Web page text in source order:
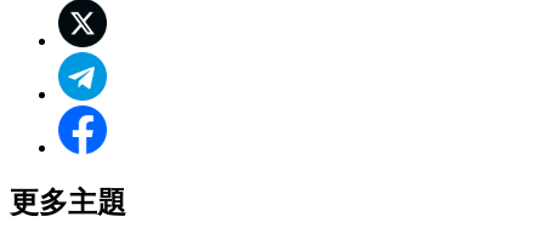
更多主題